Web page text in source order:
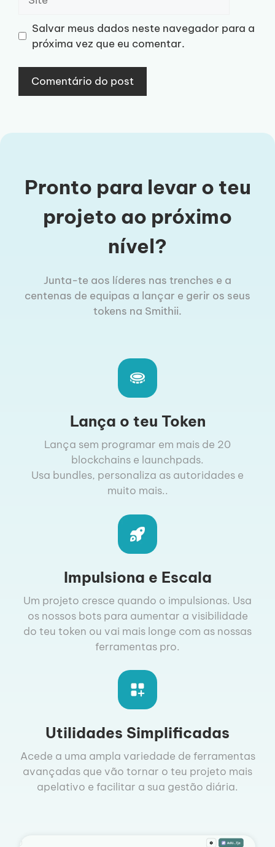
Salvar meus dados neste navegador para a
próxima vez que eu comentar.
Pronto para levar o teu
projeto ao próximo
nível?
Junta-te aos líderes nas trenches e a
centenas de equipas a lançar e gerir os seus
tokens na Smithii.
Lança o teu Token
Lança sem programar em mais de 20
blockchains e launchpads.
Usa bundles, personaliza as autoridades e
muito mais..
Impulsiona e Escala
Um projeto cresce quando o impulsionas. Usa
os nossos bots para aumentar a visibilidade
do teu token ou vai mais longe com as nossas
ferramentas pro.
Utilidades Simplificadas
Acede a uma ampla variedade de ferramentas
avançadas que vão tornar o teu projeto mais
apelativo e facilitar a sua gestão diária.